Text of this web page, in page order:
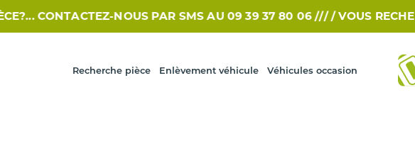
CONTACTEZ-NOUS PAR SMS AU 09 39 37 80 06 /// / VOUS
Recherche pièce Enlèvement véhicule Véhicules occasion